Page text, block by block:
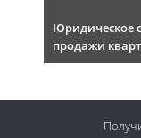
Юридическое
продажи